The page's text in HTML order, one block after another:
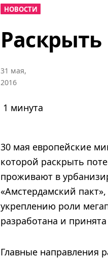
НОВОСТИ
31 мая,
2016
1 минута
30 мая европейские
которой раскрыть
проживают в
«Амстердамский
укреплению роли
разработана и
Главные направления